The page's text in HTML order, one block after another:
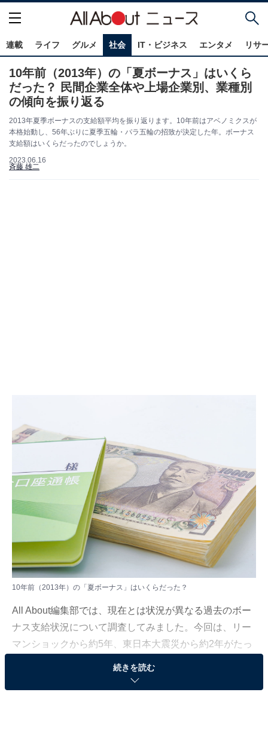
連載 ライフ グルメ 社会 IT・ビジネス エンタメ リサ
10年前（2013年）の「夏ボーナス」はいくら
だった？ 民間企業全体や上場企業別、業種別
の傾向を振り返る
2013年夏季ボーナスの支給額平均を振り返ります。10年前はアベノミクスが
本格始動し、56年ぶりに夏季五輪・パラ五輪の招致が決定した年。ボーナス
支給額はいくらだったのでしょうか。
2023.06.16
斉藤 雄二
10年前（2013年）の「夏ボーナス」はいくらだった？
All About編集部では、現在とは状況が異なる過去のボー
ナス支給状況について調査してみました。今回は、リー
マンショックから約5年、東日本大震災から約2年がたっ
た「10年前（2013年）」の平均支給額を振り返ります。
続きを読む